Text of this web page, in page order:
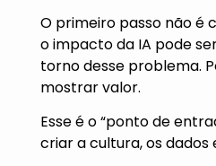
O primeiro passo não é
o impacto da IA pode
torno desse problema.
mostrar valor.
Esse é o “ponto de
criar a cultura, os dados